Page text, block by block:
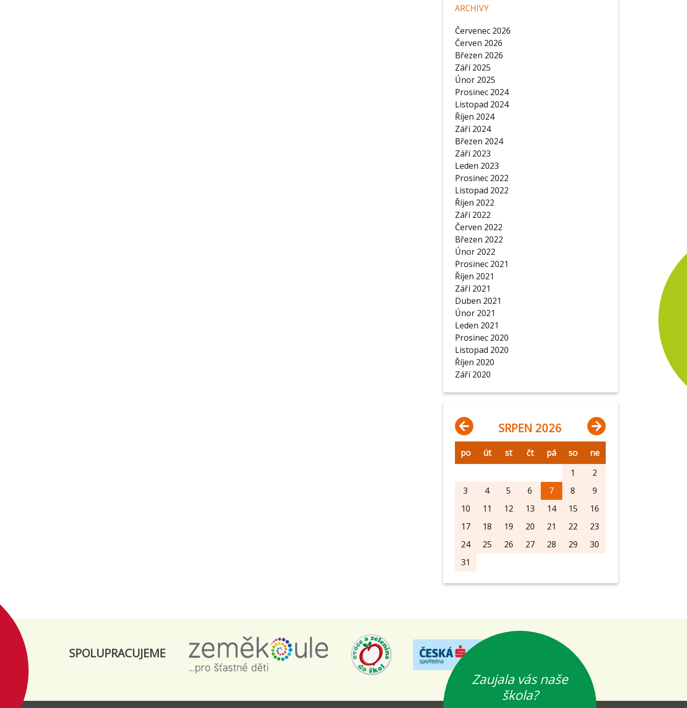
ARCHIVY
Červenec 2026
Červen 2026
Březen 2026
Září 2025
Únor 2025
Prosinec 2024
Listopad 2024
Říjen 2024
Září 2024
Březen 2024
Září 2023
Leden 2023
Prosinec 2022
Listopad 2022
Říjen 2022
Září 2022
Červen 2022
Březen 2022
Únor 2022
Prosinec 2021
Říjen 2021
Září 2021
Duben 2021
Únor 2021
Leden 2021
Prosinec 2020
Listopad 2020
Říjen 2020
Září 2020
SRPEN 2026
po út st čt pá so
ne
1
2
3
4 5 6 7 8
9
10
11 12 13 14 15
16
17
18 19 20 21 22
23
24
25 26 27 28 29
30
31
SPOLUPRACUJEME
Zaujala vás naše
škola?